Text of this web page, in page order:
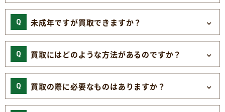
未成年ですが買取できますか？
買取にはどのような方法があるのですか？
買取の際に必要なものはありますか？